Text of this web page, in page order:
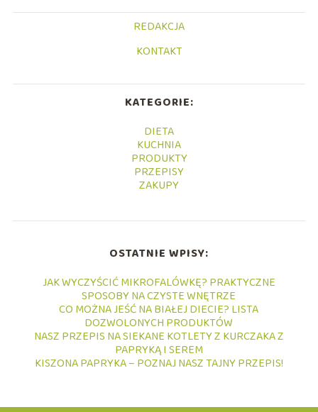
REDAKCJA
KONTAKT
KATEGORIE:
DIETA
KUCHNIA
PRODUKTY
PRZEPISY
ZAKUPY
OSTATNIE WPISY:
JAK WYCZYŚCIĆ MIKROFALÓWKĘ? PRAKTYCZNE
SPOSOBY NA CZYSTE WNĘTRZE
CO MOŻNA JEŚĆ NA BIAŁEJ DIECIE? LISTA
DOZWOLONYCH PRODUKTÓW
NASZ PRZEPIS NA SIEKANE KOTLETY Z KURCZAKA Z
PAPRYKĄ I SEREM
KISZONA PAPRYKA – POZNAJ NASZ TAJNY PRZEPIS!